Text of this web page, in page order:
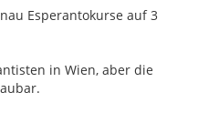
Esperantokurse auf 3
in Wien, aber die